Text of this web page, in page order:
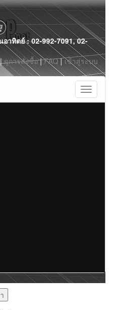
าทิตย์ : 02-992-7091, 02-
|ดูการสั่งซื้อ|FAQ|เข้าสู่ระบบ
Toggle